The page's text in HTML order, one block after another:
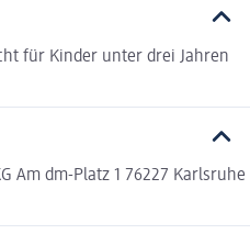
für Kinder unter drei Jahren
Am dm-Platz 1 76227 Karlsruhe